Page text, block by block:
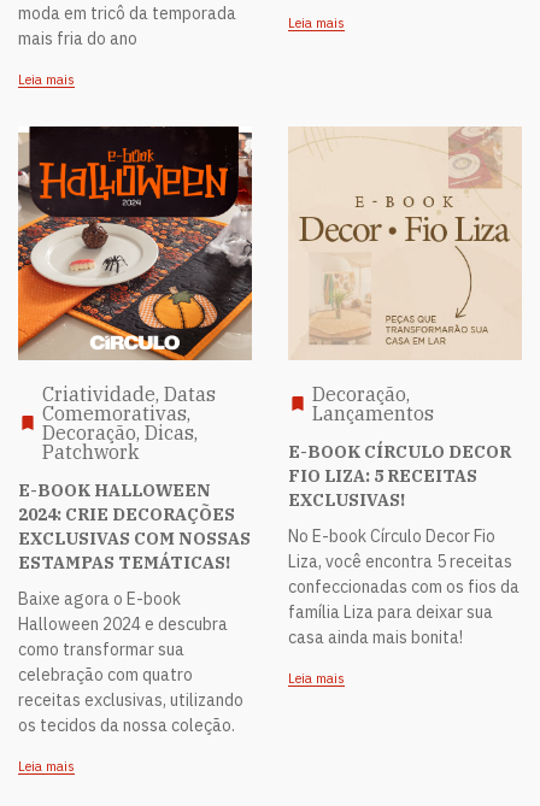
moda em tricô da temporada
mais fria do ano
Leia mais
Leia mais
Criatividade, Datas
Comemorativas,
Decoração, Dicas,
Patchwork
E-BOOK HALLOWEEN
2024: CRIE DECORAÇÕES
EXCLUSIVAS COM NOSSAS
ESTAMPAS TEMÁTICAS!
Baixe agora o E-book
Halloween 2024 e descubra
como transformar sua
celebração com quatro
receitas exclusivas, utilizando
os tecidos da nossa coleção.
Leia mais
Decoração,
Lançamentos
E-BOOK CÍRCULO DECOR
FIO LIZA: 5 RECEITAS
EXCLUSIVAS!
No E-book Círculo Decor Fio
Liza, você encontra 5 receitas
confeccionadas com os fios da
família Liza para deixar sua
casa ainda mais bonita!
Leia mais